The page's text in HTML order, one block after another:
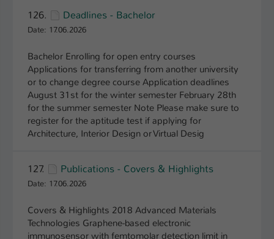
126. Deadlines - Bachelor
Date: 17.06.2026
Bachelor Enrolling for open entry courses
Applications for transferring from another university
or to change degree course Application deadlines
August 31st for the winter semester February 28th
for the summer semester Note Please make sure to
register for the aptitude test if applying for
Architecture, Interior Design or Virtual Desig
127. Publications - Covers & Highlights
Date: 17.06.2026
Covers & Highlights 2018 Advanced Materials
Technologies Graphene-based electronic
immunosensor with femtomolar detection limit in